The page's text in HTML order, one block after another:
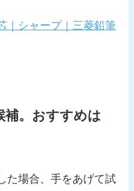
｜シャープ｜三菱鉛筆
補。おすすめは
た場合、手をあげて試